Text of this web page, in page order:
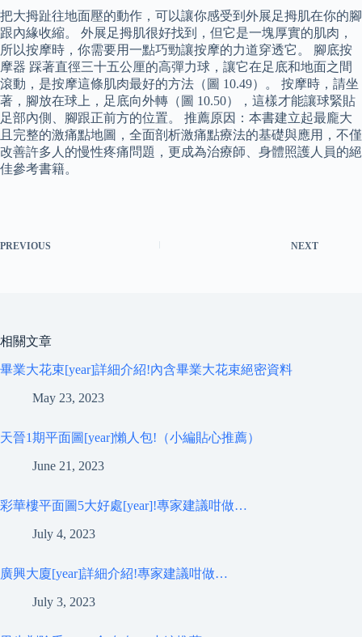
把大拇趾往地面壓的動作，可以讓你感受到外展足拇肌在你的腳
跟內緣收縮。 外展足拇肌很好找到，但它是一塊厚實的肌肉，
所以按摩時，你需要用一點巧勁讓按摩的力道穿透它。 腳底按
摩器 踩著直徑三十五公厘的高彈力球，讓它在足底和地面之間
滾動，是按摩這條肌肉最好的方法（圖 10.49）。 按摩時，請坐
著，腳放在球上，足底向外轉（圖 10.50），這樣才能讓球緊貼
足部內側、腳跟正前方的位置。 推薦原因：本書建立起最龐大
且完整的激痛點地圖，全面剖析激痛點療法的基礎與應用，不僅
改善許多人的慢性疼痛問題，更成為治療師、身體照護人員的絕
佳參考書籍。
PREVIOUS NEXT
相關文章
畢業大花束[year]詳細介紹!內含畢業大花束絕密資料
May 23, 2023
天晉1期平面圖[year]懶人包!（小編貼心推薦）
June 21, 2023
彩華樓平面圖5大好處[year]!專家建議咁做…
July 4, 2023
廣興大廈[year]詳細介紹!專家建議咁做…
July 3, 2023